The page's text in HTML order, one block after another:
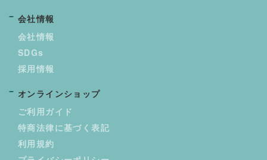
会社情報
会社情報
SDGs
採用情報
オンラインショップ
ご利用ガイド
特商法律に基づく表記
利用規約